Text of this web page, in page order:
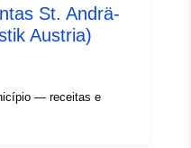
St. Andrä-
Austria)
— receitas e